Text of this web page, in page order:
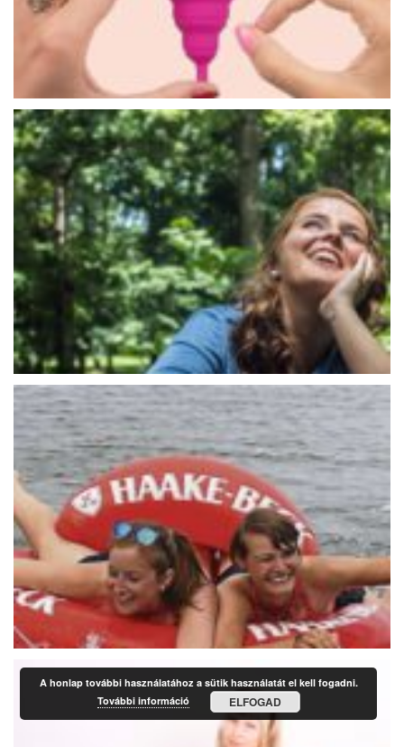
A honlap további használatához a sütik használatát el kell fogadni.
További információ
ELFOGAD